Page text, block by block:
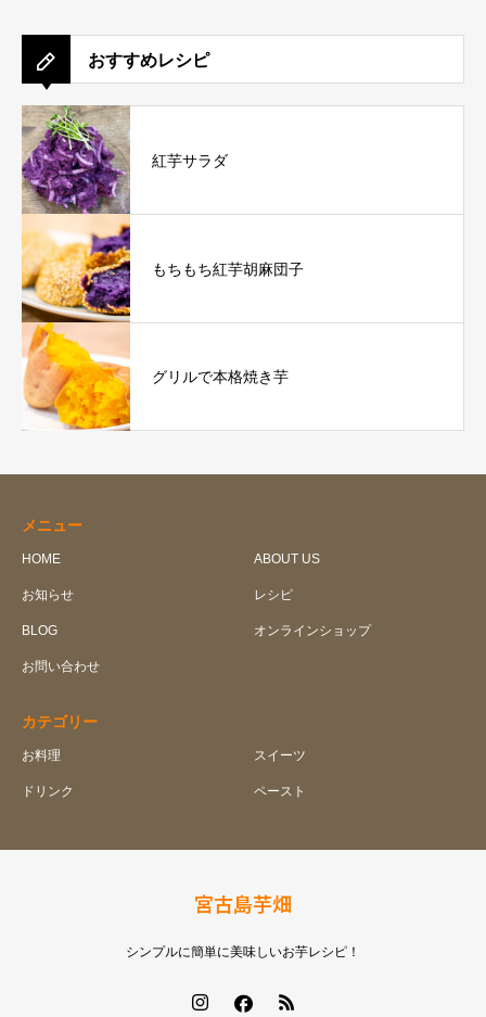
おすすめレシピ
紅芋サラダ
もちもち紅芋胡麻団子
グリルで本格焼き芋
メニュー
HOME ABOUT US
お知らせ レシピ
BLOG オンラインショップ
お問い合わせ
カテゴリー
お料理 スイーツ
ドリンク ペースト
宮古島芋畑
シンプルに簡単に美味しいお芋レシピ！